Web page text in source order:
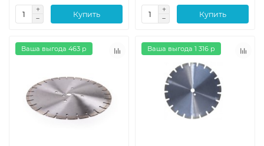
Купить Купить
Ваша выгода 463 р Ваша выгода 1 316 р